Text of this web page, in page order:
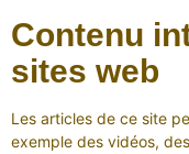
Contenu
sites web
Les articles de ce site
exemple des vidéos,